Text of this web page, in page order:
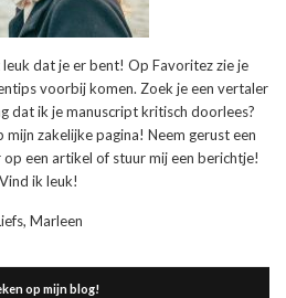
dat je er bent! Op Favoritez zie je
voorbij komen. Zoek je een vertaler
dat ik je manuscript kritisch doorlees?
mijn zakelijke pagina! Neem gerust een
een artikel of stuur mij een berichtje!
Vind ik leuk!
Marleen
op mijn blog!